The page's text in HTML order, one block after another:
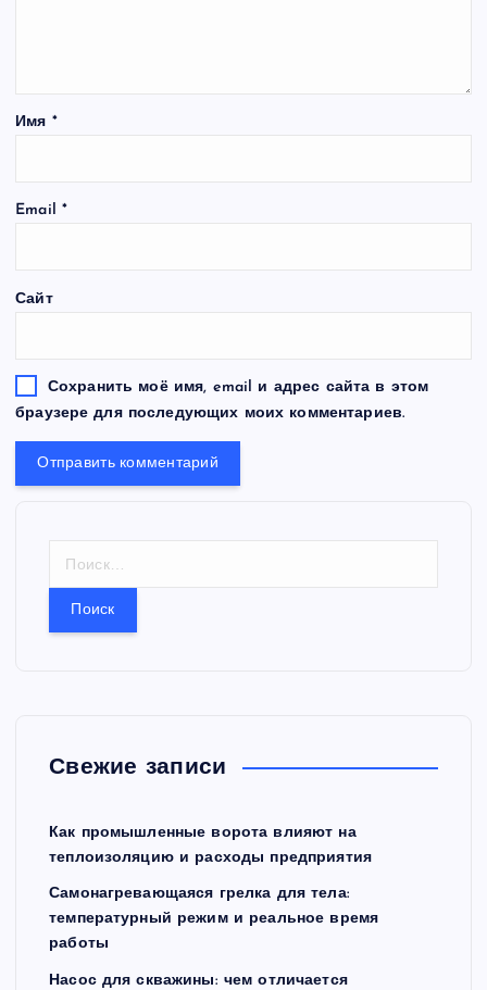
Имя *
Email *
Сайт
Сохранить моё имя, email и адрес сайта в этом
браузере для последующих моих комментариев.
Свежие записи
Как промышленные ворота влияют на
теплоизоляцию и расходы предприятия
Самонагревающаяся грелка для тела:
температурный режим и реальное время
работы
Насос для скважины: чем отличается